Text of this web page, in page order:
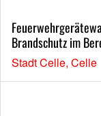
Brandschutz im
Stadt Celle, Celle